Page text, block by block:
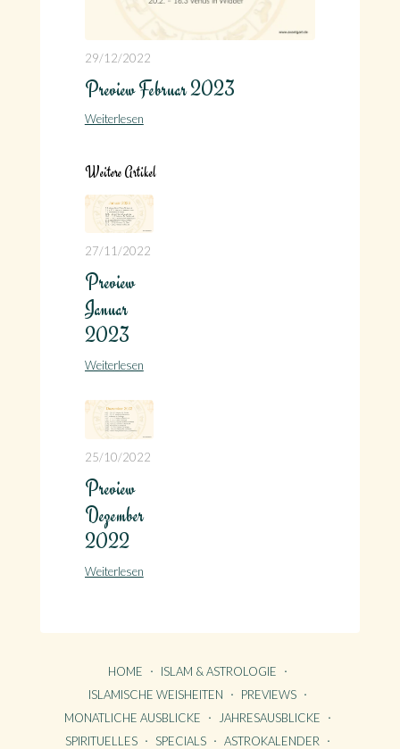
29/12/2022
Preview Februar 2023
Weiterlesen
Weitere Artikel
27/11/2022
Preview
Januar
2023
Weiterlesen
25/10/2022
Preview
Dezember
2022
Weiterlesen
HOME
ISLAM & ASTROLOGIE
ISLAMISCHE WEISHEITEN
PREVIEWS
MONATLICHE AUSBLICKE
JAHRESAUSBLICKE
SPIRITUELLES
SPECIALS ASTROKALENDER